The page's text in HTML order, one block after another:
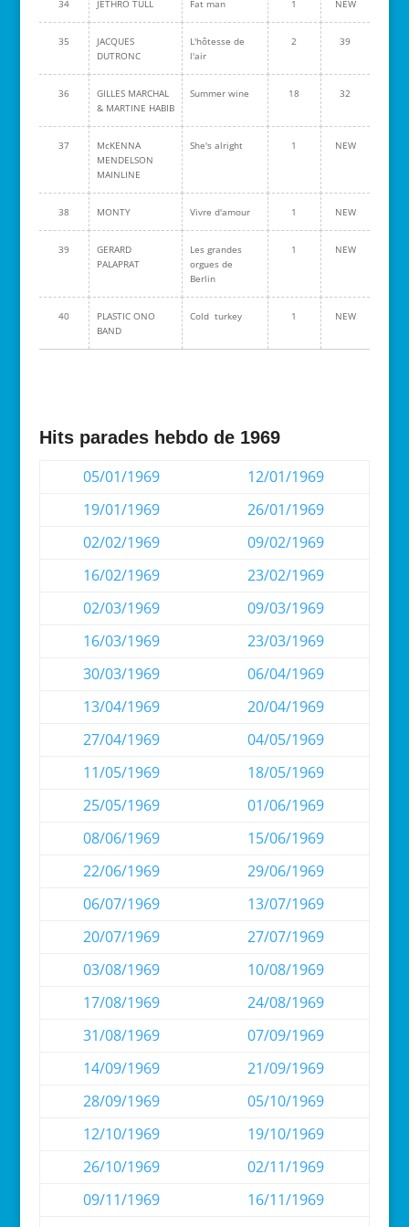
34 JETHRO TULL Fat man 1 NEW
35
JACQUES
DUTRONC
L'hôtesse de
l'air
2 39
36
GILLES MARCHAL
& MARTINE HABIB
Summer wine 18 32
37
McKENNA
MENDELSON
MAINLINE
She's alright 1 NEW
38 MONTY Vivre d'amour 1 NEW
39
GERARD
PALAPRAT
Les grandes
orgues de
Berlin
1 NEW
40
PLASTIC ONO
BAND
Cold turkey 1 NEW
Hits parades hebdo de 1969
05/01/1969
12/01/1969
19/01/1969
26/01/1969
02/02/1969
09/02/1969
16/02/1969
23/02/1969
02/03/1969
09/03/1969
16/03/1969
23/03/1969
30/03/1969
06/04/1969
13/04/1969
20/04/1969
27/04/1969
04/05/1969
11/05/1969
18/05/1969
25/05/1969
01/06/1969
08/06/1969
15/06/1969
22/06/1969
29/06/1969
06/07/1969
13/07/1969
20/07/1969
27/07/1969
03/08/1969
10/08/1969
17/08/1969
24/08/1969
31/08/1969
07/09/1969
14/09/1969
21/09/1969
28/09/1969
05/10/1969
12/10/1969
19/10/1969
26/10/1969
02/11/1969
09/11/1969
16/11/1969